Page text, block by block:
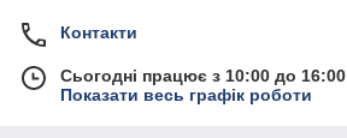
Контакти
Сьогодні працює з 10:00 до 16:00
Показати весь графік роботи